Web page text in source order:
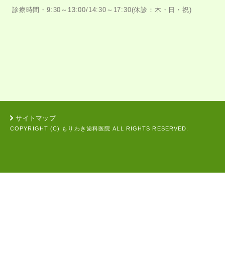
診療時間・9:30～13:00/14:30～17:30(休診：木・日・祝)
サイトマップ
COPYRIGHT (C) もりわき歯科医院 ALL RIGHTS RESERVED.